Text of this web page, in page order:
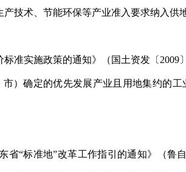
技术、节能环保等产业准入要求纳入供
准实施政策的通知》（国土资发〔
市）确定的优先发展产业且用地集约
省“标准地”改革工作指引的通知》（鲁